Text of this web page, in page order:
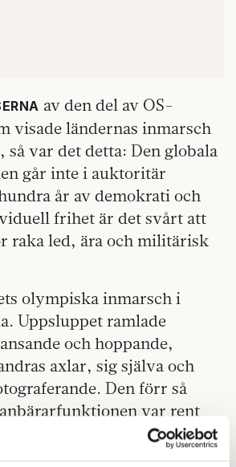
av den del av OS-
visade ländernas inmarsch
så var det detta: Den globala
går inte i auktoritär
år av demokrati och
frihet är det svårt att
raka led, ära och militärisk
olympiska inmarsch i
Uppsluppet ramlade
och hoppande,
axlar, sig själva och
Den förr så
var rent
hölls hur som helst och
dit. Säkert roligt för